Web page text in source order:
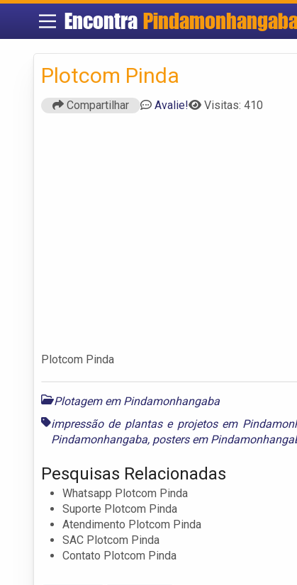
Encontra
Plotcom Pinda
Compartilhar Avalie! Visitas: 410
Plotcom Pinda
Plotagem em Pindamonhangaba
impressão de plantas e projetos em
Pindamonhangaba, posters em
Pesquisas Relacionadas
Whatsapp Plotcom Pinda
Suporte Plotcom Pinda
Atendimento Plotcom Pinda
SAC Plotcom Pinda
Contato Plotcom Pinda